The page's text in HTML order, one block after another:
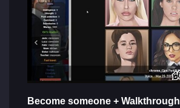
Become someone + Walkthrough